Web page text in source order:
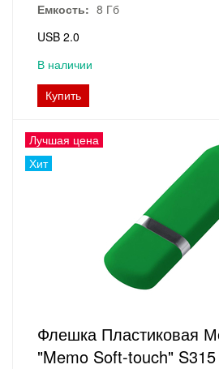
Емкость: 8 Гб
USB 2.0
В наличии
Купить
Лучшая цена
Хит
Флешка Пластиковая
"Memo Soft-touch"